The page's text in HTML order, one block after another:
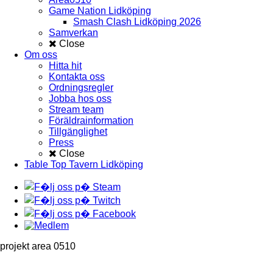
Game Nation Lidköping
Smash Clash Lidköping 2026
Samverkan
Close
Om oss
Hitta hit
Kontakta oss
Ordningsregler
Jobba hos oss
Stream team
Föräldrainformation
Tillgänglighet
Press
Close
Table Top Tavern Lidköping
projekt area 0510